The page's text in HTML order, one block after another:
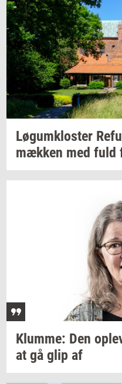
Løgum­klo­ster
mæk­ken med fuld
Klum­me: Den
at gå glip af